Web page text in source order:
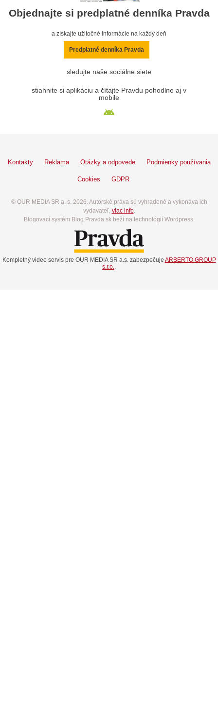
Objednajte si predplatné denníka Pravda
a získajte užitočné informácie na každý deň
Predplatné denníka Pravda
sledujte naše sociálne siete
stiahnite si aplikáciu a čítajte Pravdu pohodlne aj v
mobile
Kontakty Reklama Otázky a odpovede Podmienky používania
Cookies GDPR
© OUR MEDIA SR a. s. 2026. Autorské práva sú vyhradené a vykonáva ich
vydavateľ, viac info.
Blogovací systém Blog.Pravda.sk beží na technológií Wordpress.
Kompletný video servis pre OUR MEDIA SR a.s. zabezpečuje ARBERTO GROUP
s.r.o..